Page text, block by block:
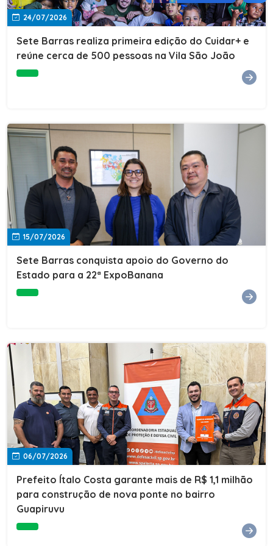
24/07/2026
Sete Barras realiza primeira edição do Cuidar+ e
reúne cerca de 500 pessoas na Vila São João
15/07/2026
Sete Barras conquista apoio do Governo do
Estado para a 22ª ExpoBanana
06/07/2026
Prefeito Ítalo Costa garante mais de R$ 1,1 milhão
para construção de nova ponte no bairro
Guapiruvu